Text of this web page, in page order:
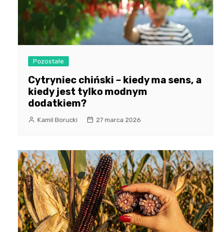
Pozostałe
Cytryniec chiński – kiedy ma sens, a
kiedy jest tylko modnym
dodatkiem?
Kamil Borucki 27 marca 2026